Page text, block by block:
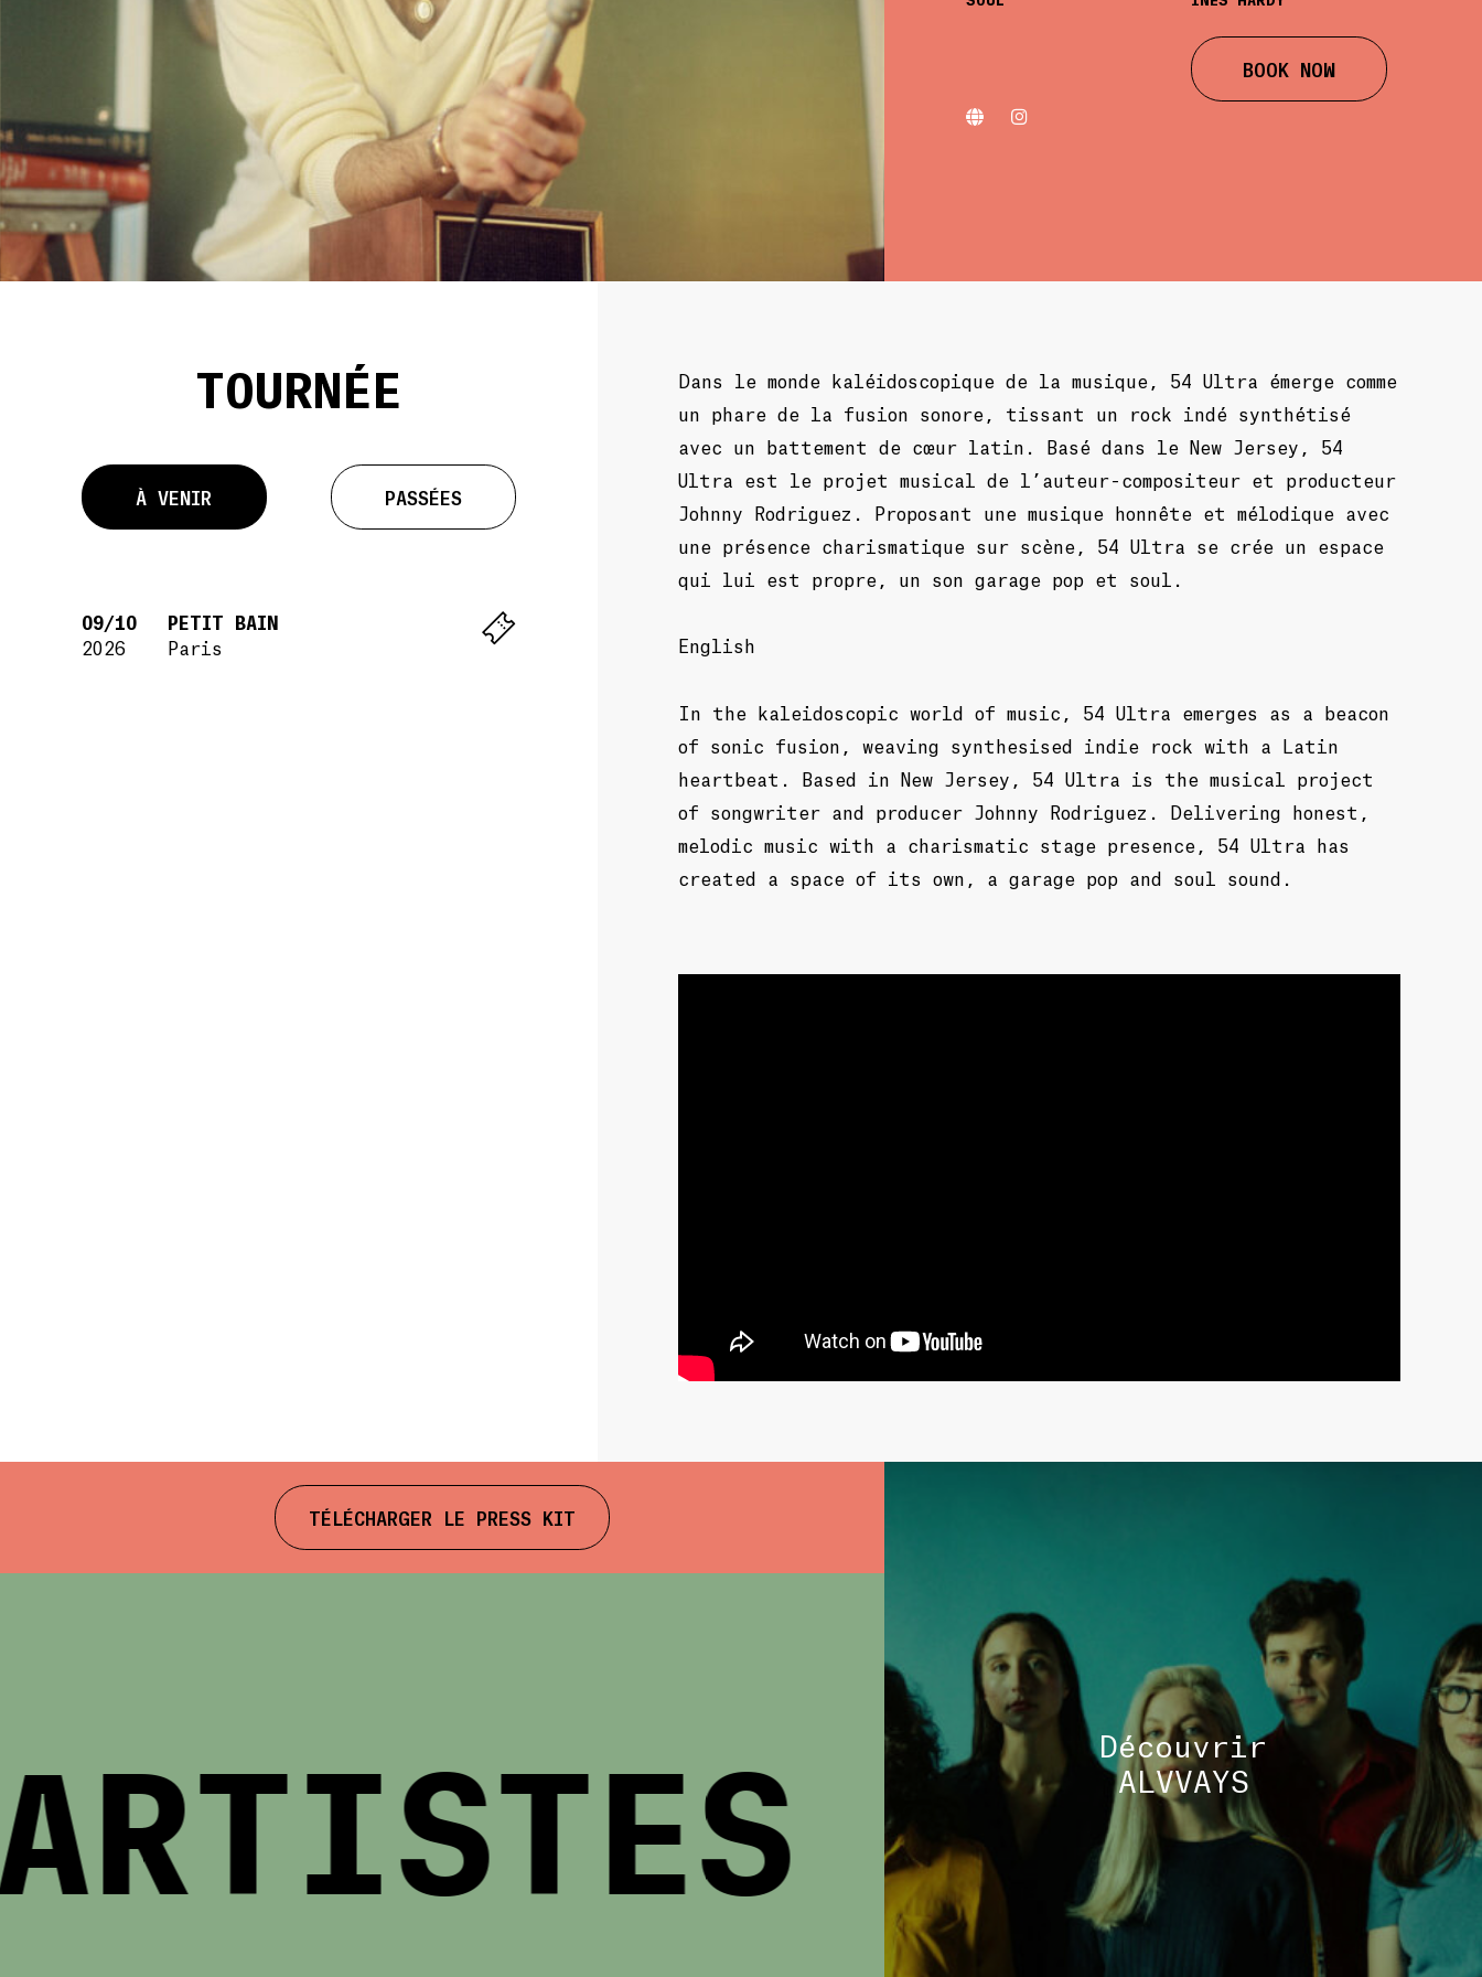
BOOK NOW
TOURNÉE
À VENIR PASSÉES
09/10
2026
PETIT BAIN
Paris
Dans le monde kaléidoscopique de la musique, 54 Ultra émerge comme
un phare de la fusion sonore, tissant un rock indé synthétisé
avec un battement de cœur latin. Basé dans le New Jersey, 54
Ultra est le projet musical de l’auteur-compositeur et producteur
Johnny Rodriguez. Proposant une musique honnête et mélodique avec
une présence charismatique sur scène, 54 Ultra se crée un espace
qui lui est propre, un son garage pop et soul.
English
In the kaleidoscopic world of music, 54 Ultra emerges as a beacon
of sonic fusion, weaving synthesised indie rock with a Latin
heartbeat. Based in New Jersey, 54 Ultra is the musical project
of songwriter and producer Johnny Rodriguez. Delivering honest,
melodic music with a charismatic stage presence, 54 Ultra has
created a space of its own, a garage pop and soul sound.
TÉLÉCHARGER LE PRESS KIT
TOUS
Découvrir
ALVVAYS